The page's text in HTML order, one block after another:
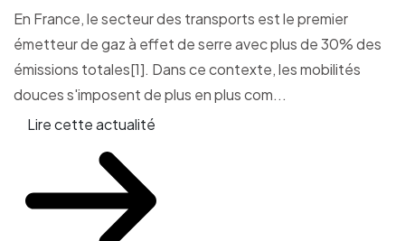
En France, le secteur des transports est le premier
émetteur de gaz à effet de serre avec plus de 30% des
émissions totales[1]. Dans ce contexte, les mobilités
douces s'imposent de plus en plus com...
Lire cette actualité